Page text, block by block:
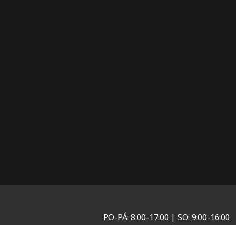
PO-PÁ: 8:00-17:00 | SO: 9:00-16:00